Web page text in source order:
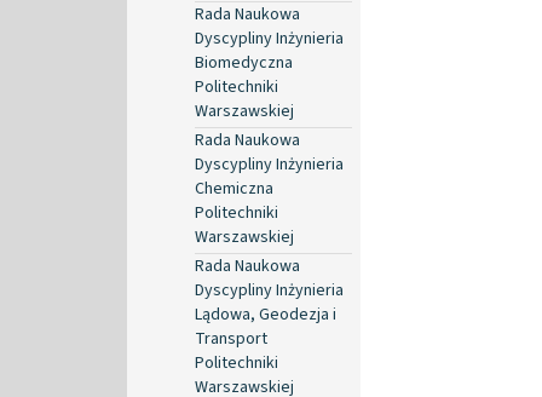
Rada Naukowa
Dyscypliny Inżynieria
Biomedyczna
Politechniki
Warszawskiej
Rada Naukowa
Dyscypliny Inżynieria
Chemiczna
Politechniki
Warszawskiej
Rada Naukowa
Dyscypliny Inżynieria
Lądowa, Geodezja i
Transport
Politechniki
Warszawskiej